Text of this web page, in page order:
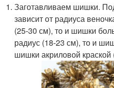
Заготавливаем шишки.
зависит от радиуса
(25-30 см), то и шишки
радиус (18-23 см), то и
шишки акриловой краской